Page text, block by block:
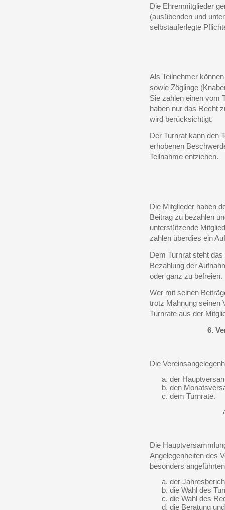
Die Ehrenmitglieder
(ausübenden und
selbstauferlegte
Als Teilnehmer
sowie Zöglinge
Sie zahlen einen vom
haben nur das Recht
wird berücksichtigt.
Der Turnrat kann den
erhobenen
Teilnahme entziehen.
Die Mitglieder haben
Beitrag zu bezahlen
unterstützende
zahlen überdies ein
Dem Turnrat steht
Bezahlung der
oder ganz zu befreien.
Wer mit seinen
trotz Mahnung seinen
Turnrate aus der
6.
Die
der
den
dem Turnrate.
Die
Angelegenheiten des
besonders
der
die Wahl des
die Wahl des
die Beratung